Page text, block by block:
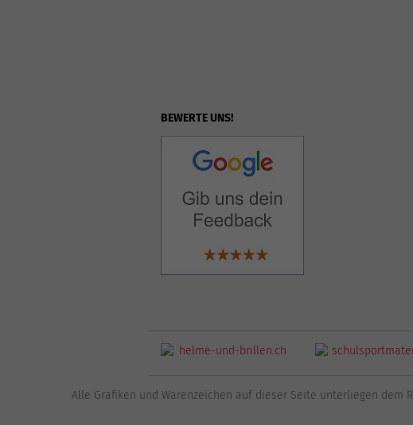
BEWERTE UNS!
Alle Grafiken und Warenzeichen auf dieser Seite unterliegen